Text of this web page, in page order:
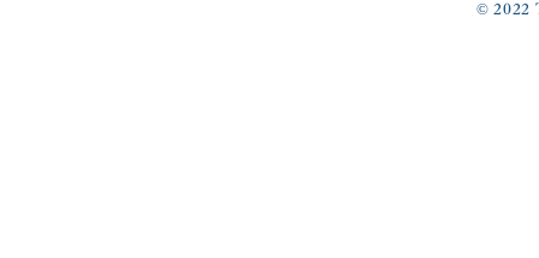
© 2022